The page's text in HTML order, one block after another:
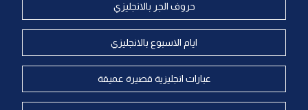
حروف الجر بالانجليزي
ايام الاسبوع بالانجليزي
عبارات انجليزية قصيرة عميقة